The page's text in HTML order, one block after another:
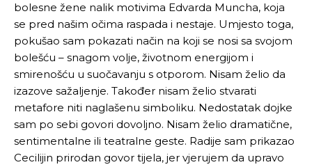
bolesne žene nalik motivima Edvarda Muncha, koja
se pred našim očima raspada i nestaje. Umjesto toga,
pokušao sam pokazati način na koji se nosi sa svojom
bolešću – snagom volje, životnom energijom i
smirenošću u suočavanju s otporom. Nisam želio da
izazove sažaljenje. Također nisam želio stvarati
metafore niti naglašenu simboliku. Nedostatak dojke
sam po sebi govori dovoljno. Nisam želio dramatične,
sentimentalne ili teatralne geste. Radije sam prikazao
Cecilijin prirodan govor tijela, jer vjerujem da upravo